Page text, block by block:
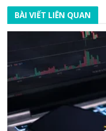
BÀI VIẾT LIÊN QUAN